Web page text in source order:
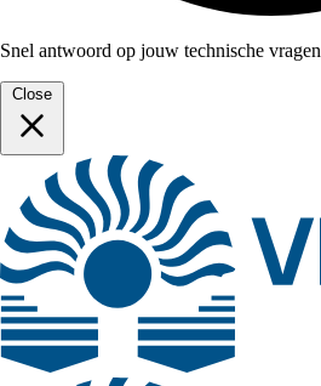
Snel antwoord op jouw technische vragen
Close